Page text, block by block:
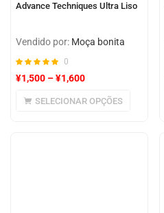
Advance Techniques Ultra Liso
Vendido por: Moça bonita
0
¥1,500 –¥1,600
SELECIONAR OPÇÕES